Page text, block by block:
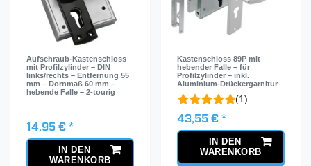
Aufschraub-Kastenschloss
mit Profilzylinder – DIN
links/rechts – Entfernung 55
mm – Dornmaß 60 mm –
hebende Falle – 2-tourig
14,95 € *
IN DEN
WARENKORB
Kastenschloss 89P mit
hebender Falle – für
Profilzylinder – inkl.
Aluminium-Drückergarnitur
(1)
43,55 € *
IN DEN
WARENKORB